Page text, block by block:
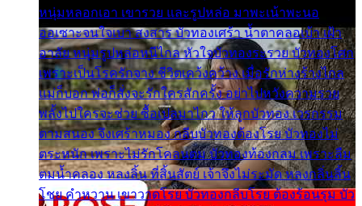
หนุ่มหลอกเอา เขารวย และรูปหล่อ มาพะเน้าพะนอ
ออเซาะจนใจเบา สงสาร บัวทองเศร้า น้ำตาคลอเบ้า เฝ้า
อาลัย หนุ่มรูปหล่อหนีไกล หัวใจบัวทองระรวย บัวทองโศก
เพราะเป็นโรครักจาง ชีวิตเคว้งคว้าง เมื่อรักห่างร้างไกล
แม่ก็บอก พ่อก็สั่งจะรักใครสักครั้ง อย่าไปหวังความรวย
พลั้งไปใครจะช่วย ซื้อเปลมาไกว ให้ลูกบัวทอง เวรกรรม
ตามสนอง จึงเศร้าหมอง กลีบบัวทองต้องโรย บัวทองไม่
ตระหนัก เพราะไม่รักโคลนตม บัวทองท้องกลม เพราะลืม
ตมน้ำคลอง หลงลิ้น ที่สิ้นสัตย์ เจ้าจึงไม่ระมัด หลงกลิ่นลิ้น
โชย คำหวาน เขาวาดโรย บัวทองกลีบโรย ต้องร้อนรุม บัว